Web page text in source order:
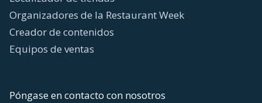
Organizadores de la Restaurant Week
Creador de contenidos
Equipos de ventas
Póngase en contacto con nosotros